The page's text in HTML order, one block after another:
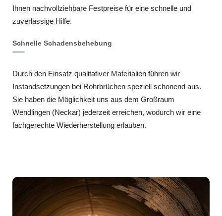
Ihnen nachvollziehbare Festpreise für eine schnelle und
zuverlässige Hilfe.
Schnelle Schadensbehebung
Durch den Einsatz qualitativer Materialien führen wir
Instandsetzungen bei Rohrbrüchen speziell schonend aus.
Sie haben die Möglichkeit uns aus dem Großraum
Wendlingen (Neckar) jederzeit erreichen, wodurch wir eine
fachgerechte Wiederherstellung erlauben.